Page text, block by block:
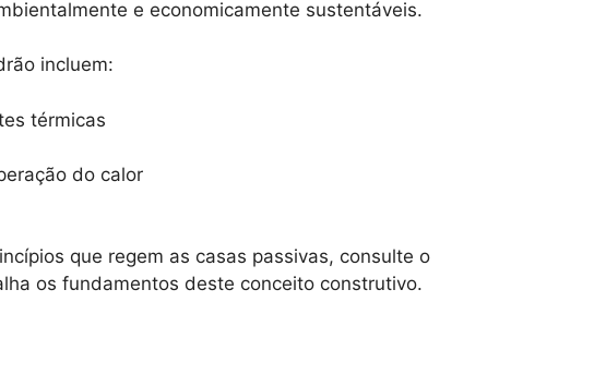
e economicamente sustentáveis.
incluem:
térmicas
do calor
que regem as casas passivas, consulte o
os fundamentos deste conceito construtivo.